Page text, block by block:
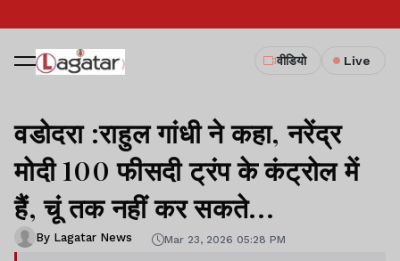
वीडियो Live
वडोदरा :राहुल गांधी ने कहा, नरेंद्र
मोदी 100 फीसदी ट्रंप के कंट्रोल में
हैं, चूं तक नहीं कर सकते...
By Lagatar News Mar 23, 2026 05:28 PM